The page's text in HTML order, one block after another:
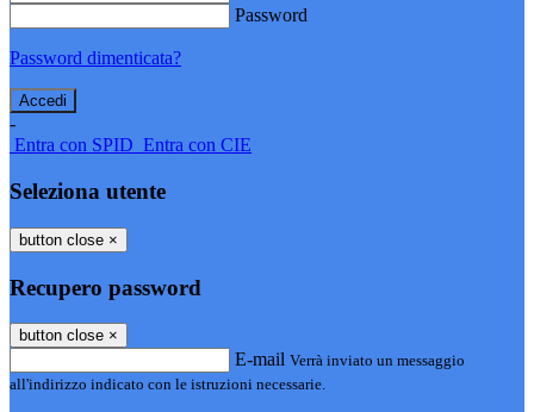
Password
Password dimenticata?
-
Entra con SPID Entra con CIE
Seleziona utente
button close ×
Recupero password
button close ×
E-mail Verrà inviato un messaggio
all'indirizzo indicato con le istruzioni necessarie.